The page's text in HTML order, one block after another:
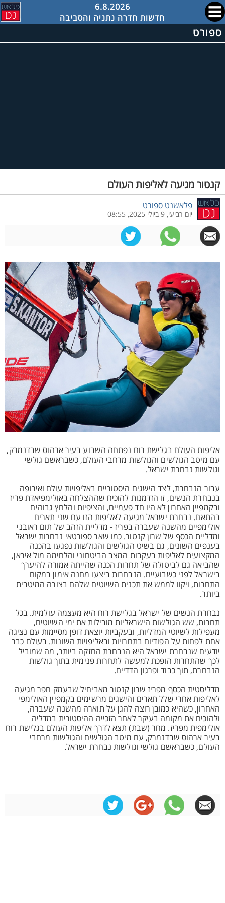
6.8.2026
חדשות חדרה נתניה והסביבה
ספורט
קנטור מגיעה לאליפות העולם
פלאשנט ספורט
יום רביעי, 9 ביולי 2025, 08:55
אליפות העולם בגלישת רוח נפתחה השבוע בעיר ארהוס שבדנמרק,
עם מיטב הגולשים והגולשות מרחבי העולם, כשבראשם גולשי
וגולשות נבחרת ישראל.
עבור הנבחרת, לצד הישגים היסטוריים באליפויות עולם ואירופה
בנבחרת הנשים, זו הזדמנות להוכיח שההצלחה באולימפיאדת פריז
ובקמפיין האחרון לא היו חד פעמיים, והציפיות והלחץ גבוהים
בהתאם. נבחרת ישראל מגיעה לאליפות הזו עם שני תארים
אולימפיים מהשנה שעברה בפריז - מדליית הזהב של תום ראובני
ומדליית הכסף של שרון קנטור. כמו שאר ספורטאי נבחרות ישראל
בענפים השונים, גם בשיט הגולשים והגולשות נפגעו בהכנה
המקצועית לאליפות בעקבות המצב הביטחוני והלחימה מול איראן,
שהביאה גם לביטולה של תחרות הכנה שהייתה אמורה להיערך
בישראל לפני כשבועיים. הנבחרות ביצעו מחנה אימון במקום
התחרות, ויקוו לממש את תכנית השיוטים שלהם בצורה המיטבית
ביותר.
נבחרת הנשים של ישראל בגלישת רוח היא מעצמה עולמית. בכל
תחרות, שש הגולשות הישראליות מובילות את ימי השיוטים,
מעפילות לשיוטי המדליות, ובעקביות יוצאת דופן מסיימות עם נציגה
אחת לפחות על הפודיום בתחרויות ובאליפויות השונות. בעולם כבר
יודעים שנבחרת ישראל היא הנבחרת החזקה ביותר, מה שמוביל
לכך שהתחרות הופכת למעשה לתחרות פנימית בתוך גולשות
הנבחרת, תוך כבוד ופרגון הדדיים.
מדליסטית הכסף מפריז שרון קנטור מאביחיל שבעמק חפר מגיעה
לאליפות אחרי שלל תארים והישגים מרשימים בקמפיין האולימפי
האחרון, כשהיא כמובן רוצה להגן על תוארה מהשנה שעברה,
ולהוכיח את מקומה בעיקר לאחר הזכייה ההיסטורית במדליה
אולימפית מפריז. מחר (שבת) תצא לדרך אליפות העולם בגלישת רוח
בעיר ארהוס שבדנמרק, עם מיטב הגולשים והגולשות מרחבי
העולם, כשבראשם גולשי וגולשות נבחרת ישראל.